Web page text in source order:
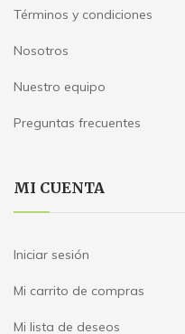
Términos y condiciones
Nosotros
Nuestro equipo
Preguntas frecuentes
MI CUENTA
Iniciar sesión
Mi carrito de compras
Mi lista de deseos